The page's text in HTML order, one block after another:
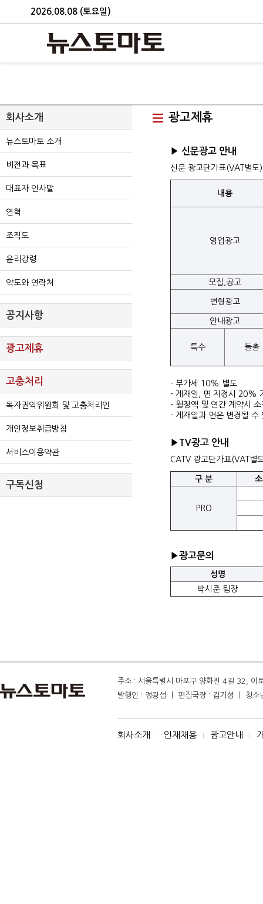
2026.08.08 (토요일)
회사소개
뉴스토마토 소개
비전과 목표
대표자 인사말
연혁
조직도
윤리강령
약도와 연락처
공지사항
광고제휴
고충처리
독자권익위원회 및 고충처리인
개인정보취급방침
서비스이용약관
구독신청
광고제휴
▶ 신문광고 안내
신문 광고단가표(VAT별도)
내용
영업광고
모집,공고
변형광고
안내광고
특수 돌출
- 부가세 10% 별도
- 게재일, 면 지정시 20%
- 월정액 및 연간 계약시
- 게재일과 면은 변경될 수
▶TV광고 안내
CATV 광고단가표(VAT별
구 분
PRO
▶광고문의
성명
박시준 팀장
주소 : 서울특별시 마포구 양화진 4길 32,
발행인 : 정광섭 ㅣ 편집국장 : 김기성 ㅣ
회사소개 I 인재채용 I 광고안내 I